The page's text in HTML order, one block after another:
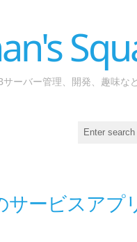
ーバー管理、開発、趣味な
サービスアプ